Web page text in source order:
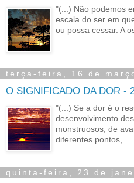
"(...) Não podemos
escala do ser em
ou possa cessar. A
terça-feira, 16 de
O SIGNIFICADO DA DOR -
"(...) Se a dor é o
desenvolvimento
monstruosos, de
diferentes pontos,...
quinta-feira, 23 de